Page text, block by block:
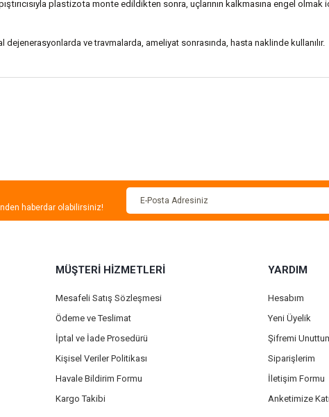
plastizota monte edildikten sonra, uçlarının kalkmasına engel
dejenerasyonlarda ve travmalarda, ameliyat sonrasında, hasta naklinde kullanılır.
bulunuyor.
haberdar olabilirsiniz!
MÜŞTERİ HİZMETLERİ
Mesafeli Satış Sözleşmesi
Ödeme ve Teslimat
İptal ve İade Prosedürü
Kişisel Veriler Politikası
Havale Bildirim Formu
Kargo Takibi
YARDIM
Hesabım
Yeni Üyelik
Şifremi
Siparişlerim
İletişim Formu
Anketimize